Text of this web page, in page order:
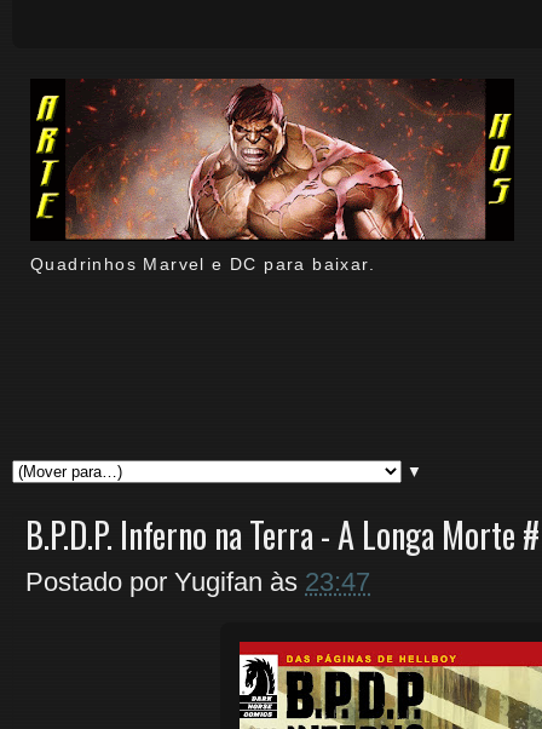
Quadrinhos Marvel e DC para baixar.
▼
B.P.D.P. Inferno na Terra - A Longa Morte
Postado por Yugifan às 23:47